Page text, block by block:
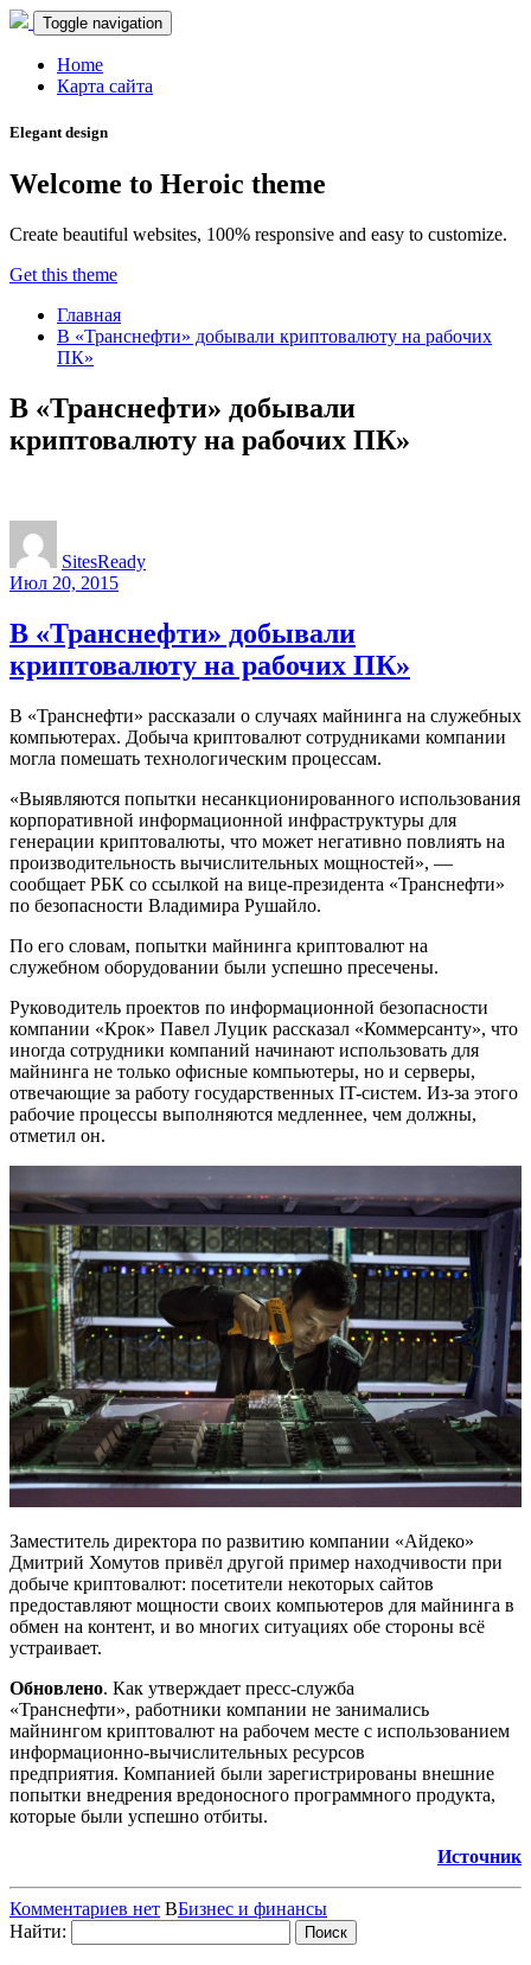
Toggle navigation
Home
Карта сайта
Elegant design
Welcome to Heroic theme
Create beautiful websites, 100% responsive and easy to customize.
Get this theme
Главная
В «Транснефти» добывали криптовалюту на рабочих
ПК»
В «Транснефти» добывали
криптовалюту на рабочих ПК»
SitesReady
Июл 20, 2015
В «Транснефти» добывали
криптовалюту на рабочих ПК»
В «Транснефти» рассказали о случаях майнинга на служебных
компьютерах. Добыча криптовалют сотрудниками компании
могла помешать технологическим процессам.
«Выявляются попытки несанкционированного использования
корпоративной информационной инфраструктуры для
генерации криптовалюты, что может негативно повлиять на
производительность вычислительных мощностей», —
сообщает РБК со ссылкой на вице-президента «Транснефти»
по безопасности Владимира Рушайло.
По его словам, попытки майнинга криптовалют на
служебном оборудовании были успешно пресечены.
Руководитель проектов по информационной безопасности
компании «Крок» Павел Луцик рассказал «Коммерсанту», что
иногда сотрудники компаний начинают использовать для
майнинга не только офисные компьютеры, но и серверы,
отвечающие за работу государственных IT-систем. Из-за этого
рабочие процессы выполняются медленнее, чем должны,
отметил он.
Заместитель директора по развитию компании «Айдеко»
Дмитрий Хомутов привёл другой пример находчивости при
добыче криптовалют: посетители некоторых сайтов
предоставляют мощности своих компьютеров для майнинга в
обмен на контент, и во многих ситуациях обе стороны всё
устраивает.
Обновлено. Как утверждает пресс-служба
«Транснефти», работники компании не занимались
майнингом криптовалют на рабочем месте с использованием
информационно-вычислительных ресурсов
предприятия. Компанией были зарегистрированы внешние
попытки внедрения вредоносного программного продукта,
которые были успешно отбиты.
Источник
Комментариев нет ВБизнес и финансы
Найти: